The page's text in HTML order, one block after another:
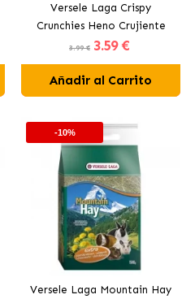
Versele Laga Crispy
Crunchies Heno Crujiente
para Conejos y Roedores
3.99 € 3.59 €
Añadir al Carrito
-10%
Versele Laga Mountain Hay